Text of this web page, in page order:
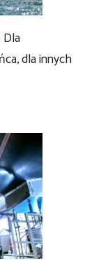
dla innych